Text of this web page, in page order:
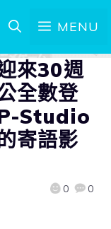
MENU
來30週
全數登
P-Studio
寄語影
0 0